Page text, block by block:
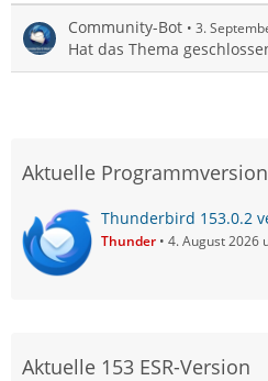
Community-Bot 3.
Hat das Thema
Aktuelle Programmversion
Thunderbird 153.0.2
Thunder 4. August 2026
Aktuelle 153 ESR-Version